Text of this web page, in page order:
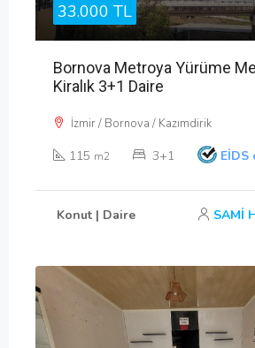
33.000 TL
Bornova Metroya Yürüme
Kiralık 3+1 Daire
İzmir / Bornova / Kazımdirik
115 m2 3+1 EİDS
Konut | Daire SAMİ